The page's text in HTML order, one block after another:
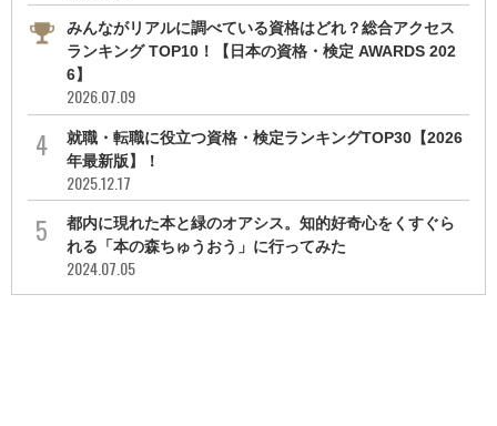
みんながリアルに調べている資格はどれ？総合アクセス
ランキング TOP10！【日本の資格・検定 AWARDS 202
6】
2026.07.09
就職・転職に役立つ資格・検定ランキングTOP30【2026
年最新版】！
2025.12.17
都内に現れた本と緑のオアシス。知的好奇心をくすぐら
れる「本の森ちゅうおう」に行ってみた
2024.07.05